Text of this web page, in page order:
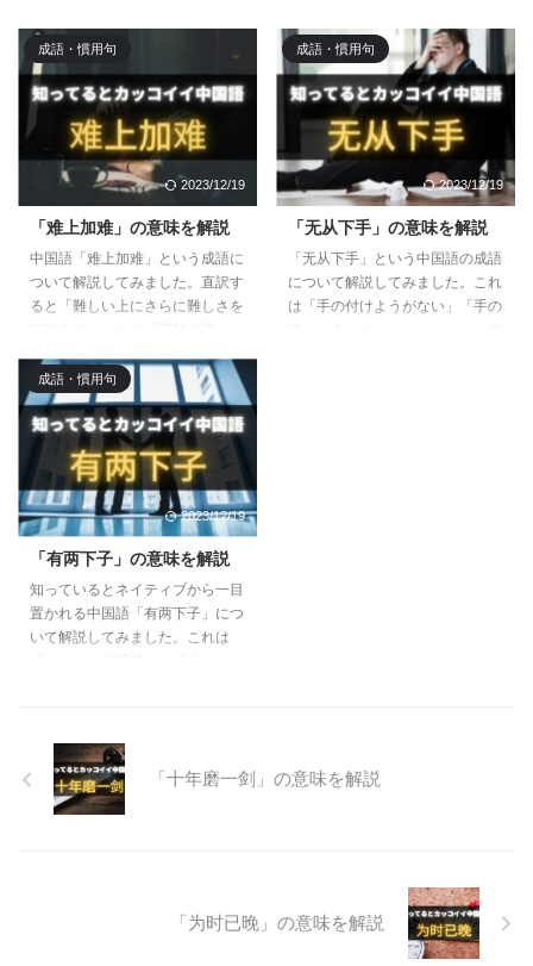
この言葉を使ってみましょう。
使えるようにしておくと、かなり
使えるのでぜひ覚えてみてくださ
い。
成語・慣用句
2023/12/19
「难上加难」の意味を解説
中国語「难上加难」という成語に
ついて解説してみました。直訳す
ると「難しい上にさらに難しさを
表します。よく使う成語であり簡
単な中国語で構成されているの
で、ぜひ使ってみてください！
成語・慣用句
2023/12/19
「无从下手」の意味を解説
「无从下手」という中国語の成語
について解説してみました。これ
は「手の付けようがない」「手の
成語・慣用句
2023/12/19
「有两下子」の意味を解説
知っているとネイティブから一目
置かれる中国語「有两下子」につ
いて解説してみました。これは
てください。
「十年磨一剑」の意味を解説
「为时已晚」の意味を解説